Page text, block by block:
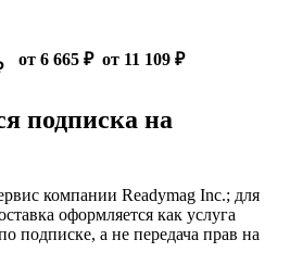
от 6 665 ₽ от 11 109 ₽
подписка на
компании Readymag Inc.; для
оформляется как услуга
подписке, а не передача прав на